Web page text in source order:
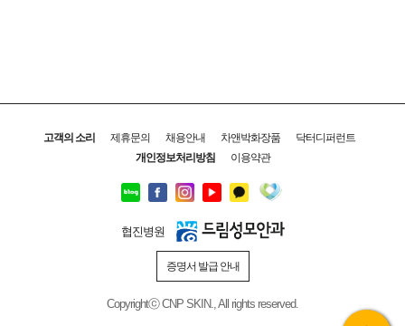
고객의 소리 제휴문의 채용안내 차앤박화장품
닥터디퍼런트
개인정보처리방침
이용약관
협진병원
증명서 발급 안내
Copyrightⓒ CNP SKIN., All rights reserved.